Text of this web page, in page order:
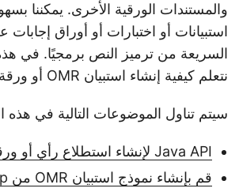
والمستندات الورقية الأخرى. يمكننا
استبيانات أو اختبارات أو أوراق إجابات
السريعة من ترميز النص برمجيًا. في
نتعلم كيفية إنشاء استبيان OMR أو ورقة إجابة في Java.
سيتم تناول الموضوعات التالية في هذه
Java API لإنشاء استطلاع رأي أو ورقة إجابة
قم بإنشاء نموذج استبيان OMR من Text Markup